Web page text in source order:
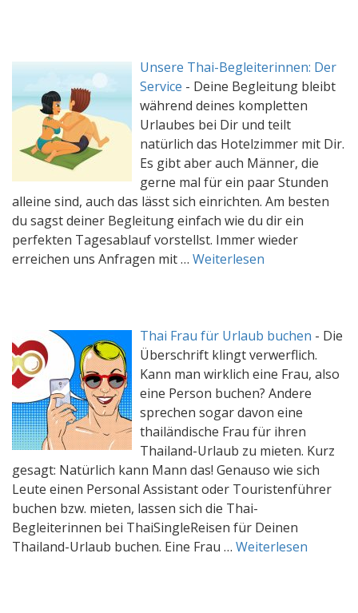
Unsere Thai-Begleiterinnen: Der
Service - Deine Begleitung bleibt
während deines kompletten
Urlaubes bei Dir und teilt
natürlich das Hotelzimmer mit Dir.
Es gibt aber auch Männer, die
gerne mal für ein paar Stunden
alleine sind, auch das lässt sich einrichten. Am besten
du sagst deiner Begleitung einfach wie du dir ein
perfekten Tagesablauf vorstellst. Immer wieder
erreichen uns Anfragen mit … Weiterlesen
Thai Frau für Urlaub buchen - Die
Überschrift klingt verwerflich.
Kann man wirklich eine Frau, also
eine Person buchen? Andere
sprechen sogar davon eine
thailändische Frau für ihren
Thailand-Urlaub zu mieten. Kurz
gesagt: Natürlich kann Mann das! Genauso wie sich
Leute einen Personal Assistant oder Touristenführer
buchen bzw. mieten, lassen sich die Thai-
Begleiterinnen bei ThaiSingleReisen für Deinen
Thailand-Urlaub buchen. Eine Frau … Weiterlesen